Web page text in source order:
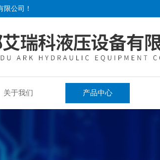
公司！
关于我们 产品中心